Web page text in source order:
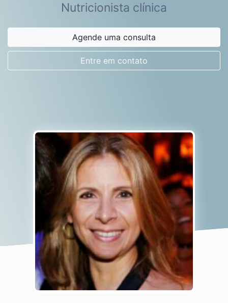
Nutricionista clínica
Agende uma consulta
Entre em contato